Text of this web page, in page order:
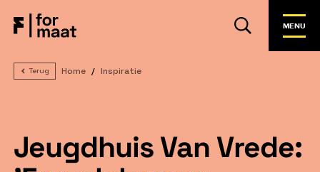
MENU
Terug Home Inspiratie
Jeugdhuis Van Vrede: